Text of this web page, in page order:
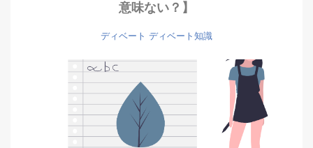
意味ない？】
ディベート ディベート知識